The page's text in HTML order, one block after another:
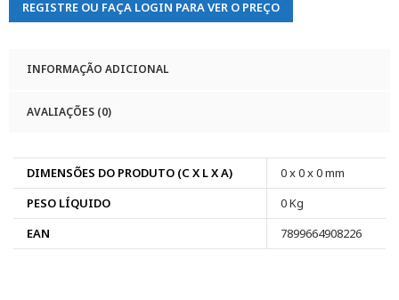
REGISTRE OU FAÇA LOGIN PARA VER O PREÇO
INFORMAÇÃO ADICIONAL
AVALIAÇÕES (0)
DIMENSÕES DO PRODUTO (C X L X A)
0 x 0 x 0 mm
PESO LÍQUIDO
0 Kg
EAN
7899664908226